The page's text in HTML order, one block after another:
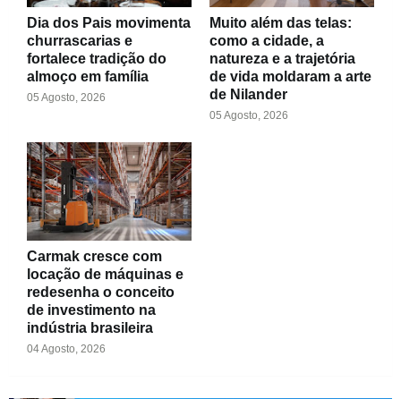
Dia dos Pais movimenta
churrascarias e
fortalece tradição do
almoço em família
05 Agosto, 2026
Muito além das telas:
como a cidade, a
natureza e a trajetória
de vida moldaram a arte
de Nilander
05 Agosto, 2026
Carmak cresce com
locação de máquinas e
redesenha o conceito
de investimento na
indústria brasileira
04 Agosto, 2026